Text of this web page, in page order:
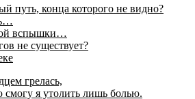
путь, конца которого не видно?
вспышки…
не существует?
грелась,
смогу я утолить лишь болью.